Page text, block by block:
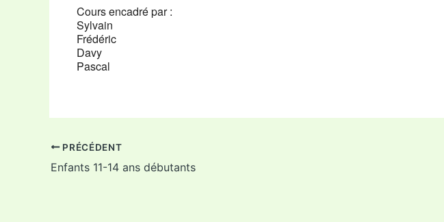
Cours encadré par :
Sylvain
Frédéric
Davy
Pascal
PRÉCÉDENT
Enfants 11-14 ans débutants